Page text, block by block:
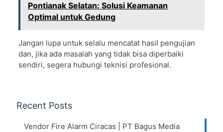
Pontianak Selatan: Solusi Keamanan
Optimal untuk Gedung
Jangan lupa untuk selalu mencatat hasil pengujian
dan, jika ada masalah yang tidak bisa diperbaiki
sendiri, segera hubungi teknisi profesional.
Recent Posts
Vendor Fire Alarm Ciracas | PT Bagus Media